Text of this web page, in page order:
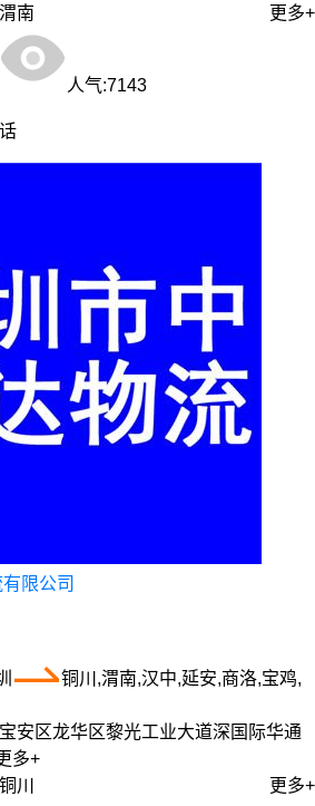
南 更多+
人气:7143
限公司
铜川,渭南,汉中,延安,商洛,宝鸡,
安区龙华区黎光工业大道深国际华通
多+
川 更多+